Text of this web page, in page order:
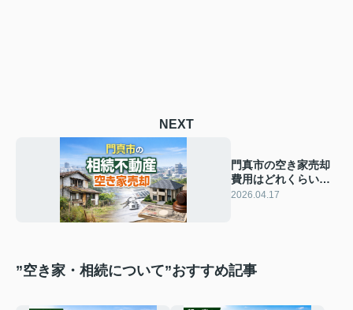
NEXT
門真市の空き家売却
費用はどれくらい？
税金や売却の流れを
2026.04.17
”空き家・相続について”おすすめ記事